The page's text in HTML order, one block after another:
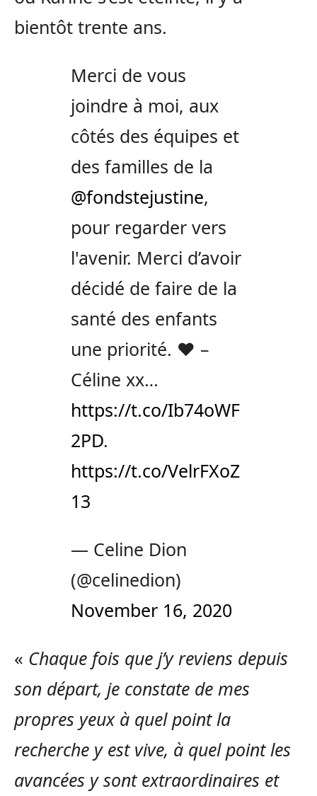
bientôt trente ans.
Merci de vous
joindre à moi, aux
côtés des équipes et
des familles de la
@fondstejustine,
pour regarder vers
l'avenir. Merci d’avoir
décidé de faire de la
santé des enfants
une priorité. ❤️ –
Céline xx…
https://t.co/Ib74oWF
2PD.
https://t.co/VelrFXoZ
13
— Celine Dion
(@celinedion)
November 16, 2020
« Chaque fois que j’y reviens depuis
son départ, je constate de mes
propres yeux à quel point la
recherche y est vive, à quel point les
avancées y sont extraordinaires et